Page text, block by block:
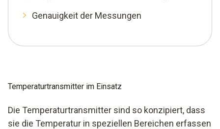
Genauigkeit der Messungen
Temperaturtransmitter im Einsatz
Die Temperaturtransmitter sind so konzipiert, dass
sie die Temperatur in speziellen Bereichen erfassen